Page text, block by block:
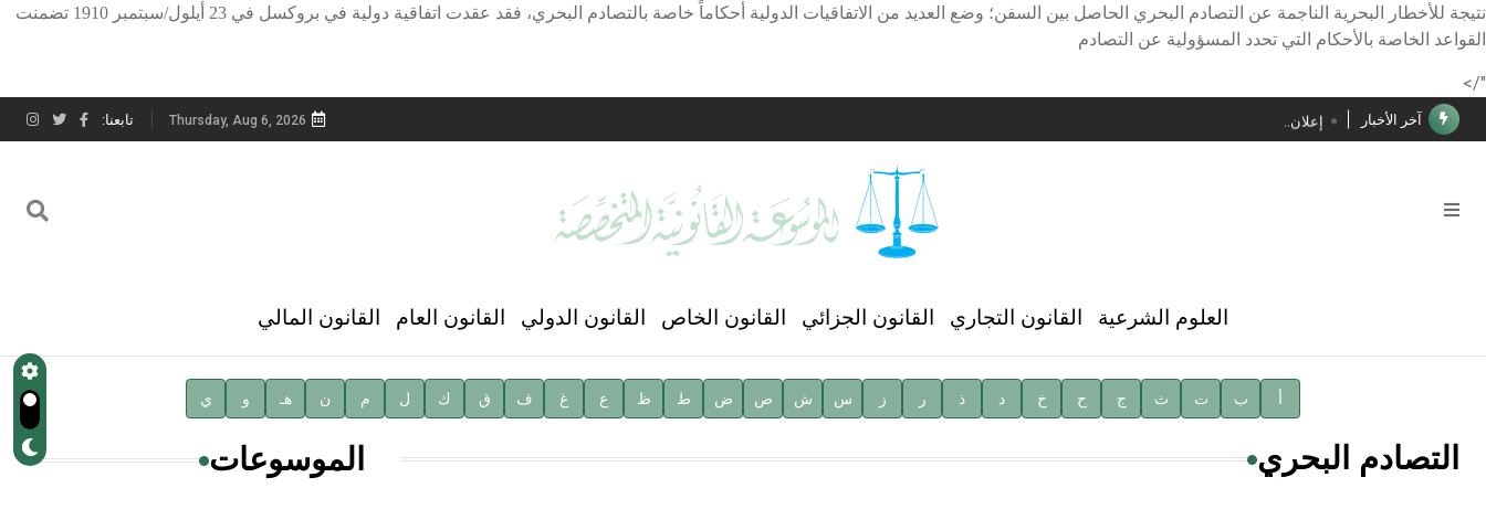
نتيجة للأخطار البحرية الناجمة عن التصادم البحري الحاصل بين السفن؛ وضع العديد من الاتفاقيات الدولية أحكاماً خاصة بالتصادم البحري، فقد عقدت اتفاقية دولية في بروكسل في 23 أيلول/سبتمبر 1910 تضمنت
القواعد الخاصة بالأحكام التي تحدد المسؤولية عن التصادم
"/>
آخر الأخبار
الأستاذ إياد خالد الطباع مدير عام لهيئة الموسوعة العربية
إعلان..
فوز الأستاذ الدكتور محمود السيد بجائزة مجمع الملك سليمان العالمي للغة العربية
الأستاذ إياد خالد الطباع مدير عام لهيئة الموسوعة العربية
Thursday, Aug 6, 2026 تابعنا:
العلوم الشرعية القانون التجاري القانون الجزائي القانون الخاص القانون الدولي القانون العام القانون المالي
أ ب ت ث ج ح خ د ذ ر ز س ش ص ض ط ظ ع غ ف ق ك ل م ن هـ و ي
التصادم البحري الموسوعات